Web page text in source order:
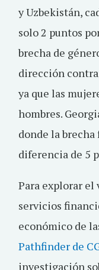
y Uzbekistán,
solo 2 puntos
brecha de
dirección
ya que las
hombres.
donde la brecha
diferencia de 5
Para explorar el
servicios
económico de
Pathfinder de
investigación